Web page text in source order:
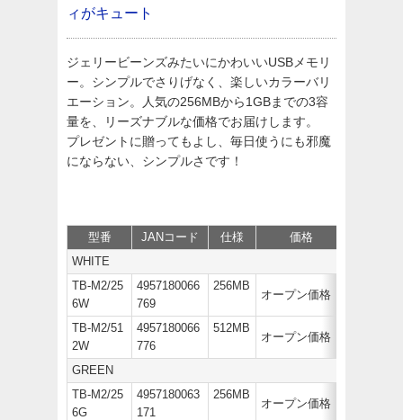
ィがキュート
ジェリービーンズみたいにかわいいUSBメモリ
ー。シンプルでさりげなく、楽しいカラーバリ
エーション。人気の256MBから1GBまでの3容
量を、リーズナブルな価格でお届けします。
プレゼントに贈ってもよし、毎日使うにも邪魔
にならない、シンプルさです！
型番 JANコード 仕様 価格
WHITE
TB-M2/25
6W
4957180066
769
256MB
オープン価格
TB-M2/51
2W
4957180066
776
512MB
オープン価格
GREEN
TB-M2/25
6G
4957180063
171
256MB
オープン価格